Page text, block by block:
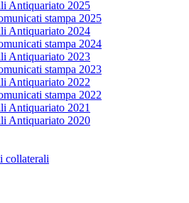
Antiquariato 2025
stampa 2025
Antiquariato 2024
stampa 2024
Antiquariato 2023
stampa 2023
Antiquariato 2022
stampa 2022
Antiquariato 2021
Antiquariato 2020
collaterali